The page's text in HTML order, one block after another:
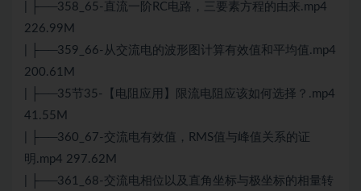
| ├──358_65-直流一阶RC电路，三要素方程的由来.mp4
226.99M
| ├──359_66-从交流电的波形图计算有效值和平均值.mp4
200.61M
| ├──35节35-【电阻应用】限流电阻应该如何选择？.mp4
41.55M
| ├──360_67-交流电有效值，RMS值与峰值关系的证
明.mp4 297.62M
| ├──361_68-交流电相位以及直角坐标与极坐标的相量转